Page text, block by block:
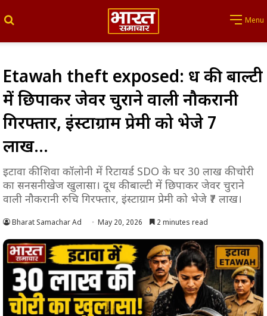
Menu
Etawah theft exposed: दूध की बाल्टी
में छिपाकर जेवर चुराने वाली नौकरानी
गिरफ्तार, इंस्टाग्राम प्रेमी को भेजे ₹7
लाख…
इटावा की शिवा कॉलोनी में रिटायर्ड SDO के घर 30 लाख की चोरी
का सनसनीखेज खुलासा। दूध की बाल्टी में छिपाकर जेवर चुराने
वाली नौकरानी रुचि गिरफ्तार, इंस्टाग्राम प्रेमी को भेजे ₹7 लाख।
Bharat Samachar Ad May 20, 2026 2 minutes read